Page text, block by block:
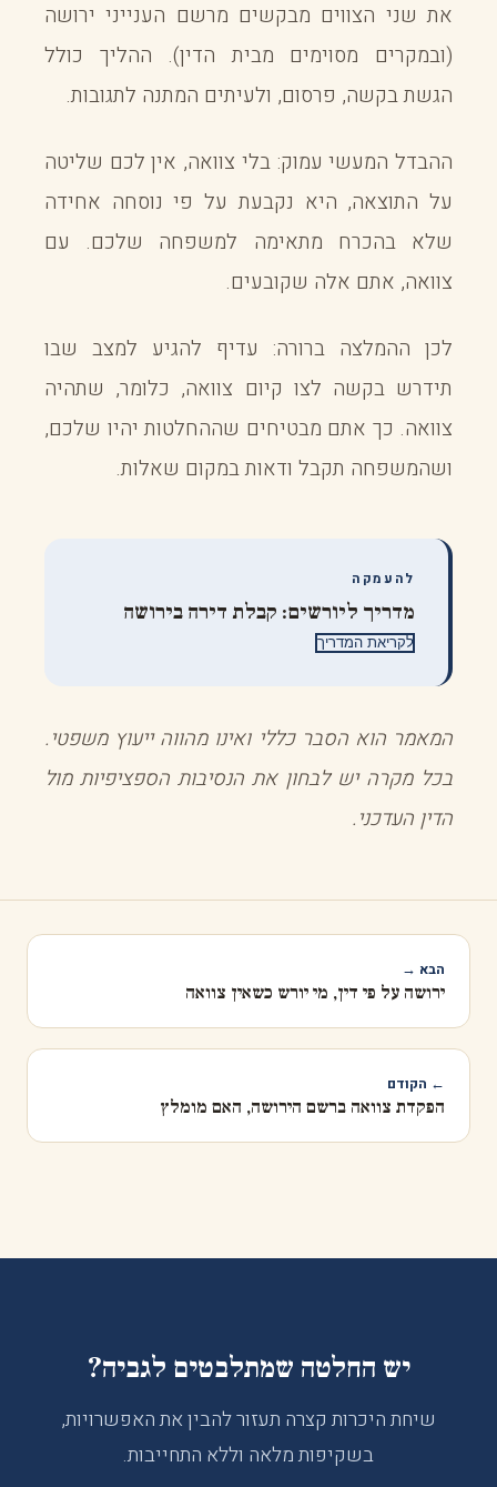
את שני הצווים מבקשים מרשם הענייני ירושה
(ובמקרים מסוימים מבית הדין). ההליך כולל
הגשת בקשה, פרסום, ולעיתים המתנה לתגובות.
ההבדל המעשי עמוק: בלי צוואה, אין לכם שליטה
על התוצאה, היא נקבעת על פי נוסחה אחידה
שלא בהכרח מתאימה למשפחה שלכם. עם
צוואה, אתם אלה שקובעים.
לכן ההמלצה ברורה: עדיף להגיע למצב שבו
תידרש בקשה לצו קיום צוואה, כלומר, שתהיה
צוואה. כך אתם מבטיחים שההחלטות יהיו שלכם,
ושהמשפחה תקבל ודאות במקום שאלות.
להעמקה
מדריך ליורשים: קבלת דירה בירושה
לקריאת המדריך
המאמר הוא הסבר כללי ואינו מהווה ייעוץ משפטי.
בכל מקרה יש לבחון את הנסיבות הספציפיות מול
הדין העדכני.
הבא →
ירושה על פי דין, מי יורש כשאין צוואה
← הקודם
הפקדת צוואה ברשם הירושה, האם מומלץ
יש החלטה שמתלבטים לגביה?
שיחת היכרות קצרה תעזור להבין את האפשרויות,
בשקיפות מלאה וללא התחייבות.